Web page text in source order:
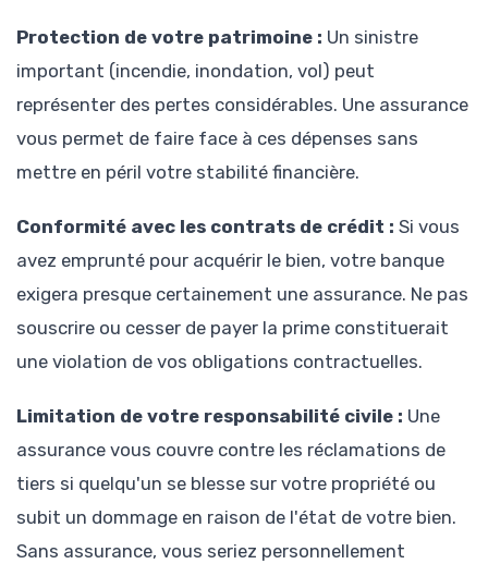
Protection de votre patrimoine : Un sinistre
important (incendie, inondation, vol) peut
représenter des pertes considérables. Une assurance
vous permet de faire face à ces dépenses sans
mettre en péril votre stabilité financière.
Conformité avec les contrats de crédit : Si vous
avez emprunté pour acquérir le bien, votre banque
exigera presque certainement une assurance. Ne pas
souscrire ou cesser de payer la prime constituerait
une violation de vos obligations contractuelles.
Limitation de votre responsabilité civile : Une
assurance vous couvre contre les réclamations de
tiers si quelqu'un se blesse sur votre propriété ou
subit un dommage en raison de l'état de votre bien.
Sans assurance, vous seriez personnellement